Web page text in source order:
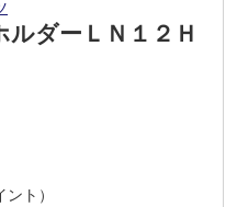
ダーＬＮ１２Ｈ
ト）